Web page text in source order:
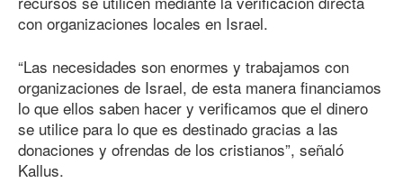
con organizaciones locales en Israel.
“Las necesidades son enormes y trabajamos con
organizaciones de Israel, de esta manera financiamos
lo que ellos saben hacer y verificamos que el dinero
se utilice para lo que es destinado gracias a las
donaciones y ofrendas de los cristianos”, señaló
Kallus.